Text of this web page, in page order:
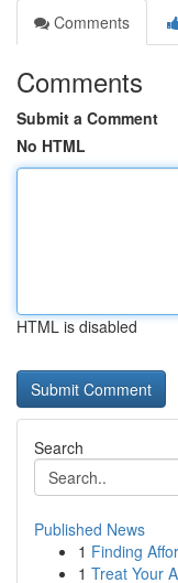
Comments
Comments
Submit a Comment
No HTML
HTML is disabled
Search
Published News
1 Finding
1 Treat Your